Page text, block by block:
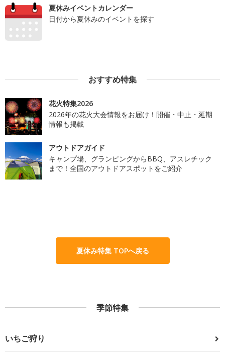
夏休みイベントカレンダー
日付から夏休みのイベントを探す
おすすめ特集
花火特集2026
2026年の花火大会情報をお届け！開催・中止・延期
情報も掲載
アウトドアガイド
キャンプ場、グランピングからBBQ、アスレチック
まで！全国のアウトドアスポットをご紹介
夏休み特集 TOPへ戻る
季節特集
いちご狩り